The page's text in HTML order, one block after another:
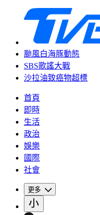
颱風白海豚動態
SBS歌謠大戰
沙拉油致癌物超標
首頁
即時
生活
政治
娛樂
國際
社會
更多